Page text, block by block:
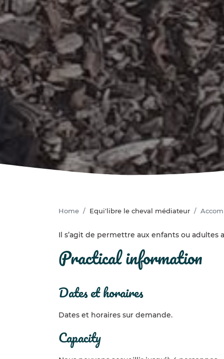
Home Equi'libre le cheval médiateur
Il s’agit de permettre aux enfants ou
practical information
dates et horaires
Dates et horaires sur demande.
capacity